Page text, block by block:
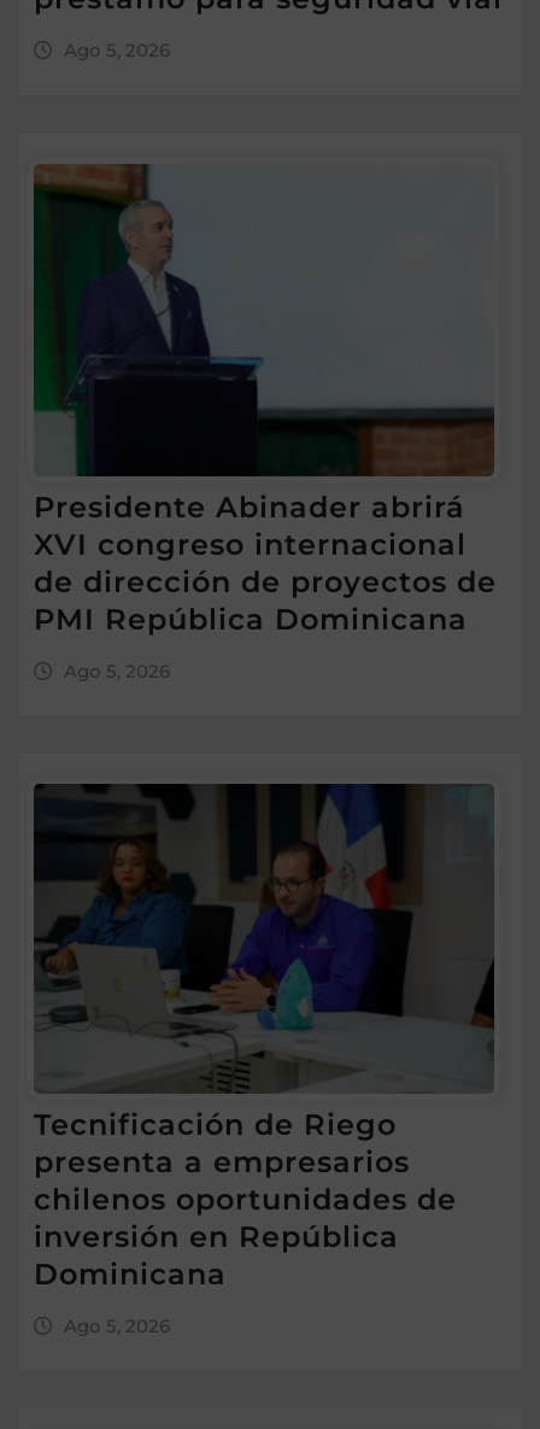
Ago 5, 2026
Presidente Abinader abrirá
XVI congreso internacional
de dirección de proyectos de
PMI República Dominicana
Ago 5, 2026
Tecnificación de Riego
presenta a empresarios
chilenos oportunidades de
inversión en República
Dominicana
Ago 5, 2026